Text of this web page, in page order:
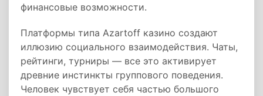
финансовые возможности.
Платформы типа Azartoff казино создают
иллюзию социального взаимодействия. Чаты,
рейтинги, турниры — все это активирует
древние инстинкты группового поведения.
Человек чувствует себя частью большого